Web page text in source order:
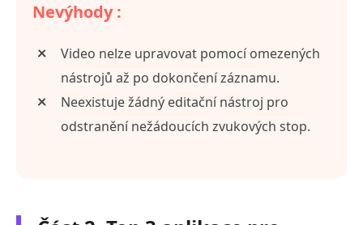
Nevýhody :
Video nelze upravovat pomocí omezených
nástrojů až po dokončení záznamu.
Neexistuje žádný editační nástroj pro
odstranění nežádoucích zvukových stop.